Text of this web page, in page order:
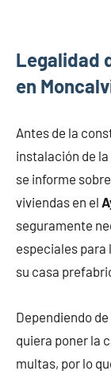
Legalidad
en
Antes de la
instalación de
se informe
viviendas en el
seguramente
especiales
su casa
Dependiendo
quiera poner la
multas, por lo